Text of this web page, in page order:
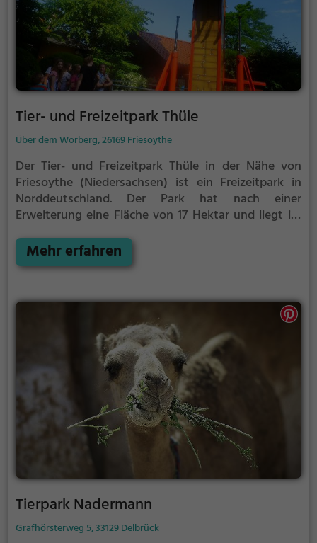
Tier- und Freizeitpark Thüle
Über dem Worberg, 26169 Friesoythe
Der Tier- und Freizeitpark Thüle in der Nähe von
Friesoythe (Niedersachsen) ist ein Freizeitpark in
Norddeutschland. Der Park hat nach einer
Erweiterung eine Fläche von 17 Hektar und liegt im
Angebot richtet sich vor allem an Familien mit
Kindern. Es werden rund 120 Tierarten aus aller Welt
Spielgeräte sorgen für Zeitvertreib.
Mehr erfahren
Tierpark Nadermann
Grafhörsterweg 5, 33129 Delbrück